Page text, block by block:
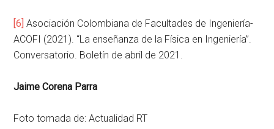
[6] Asociación Colombiana de Facultades de Ingeniería-
ACOFI (2021). “La enseñanza de la Física en Ingeniería”.
Conversatorio. Boletín de abril de 2021.
Jaime Corena Parra
Foto tomada de: Actualidad RT